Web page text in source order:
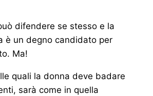
difendere se stesso e la
è un degno candidato per
Ma!
quali la donna deve badare
sarà come in quella